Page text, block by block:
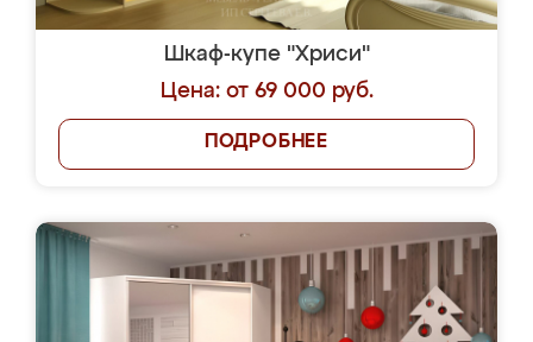
Шкаф-купе "Хриси"
Цена: от 69 000 руб.
ПОДРОБНЕЕ